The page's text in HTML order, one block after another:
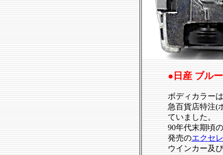
●日産 ブル
ボディカラー
急百貨店特注(
ていました。
90年代末期頃
発売のエクセ
ウインカー及